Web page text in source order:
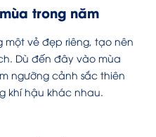
trong năm
một vẻ đẹp riêng, tạo nên
Dù đến đây vào mùa
ngưỡng cảnh sắc thiên
khí hậu khác nhau.